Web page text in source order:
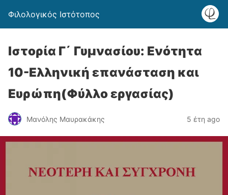
Φιλολογικός Ιστότοπος
Ιστορία Γ΄ Γυμνασίου: Ενότητα
10-Ελληνική επανάσταση και
Ευρώπη(Φύλλο εργασίας)
Μανόλης Μαυρακάκης 5 έτη ago